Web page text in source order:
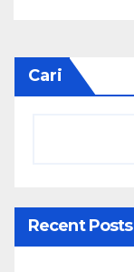
Cari
Recent Posts